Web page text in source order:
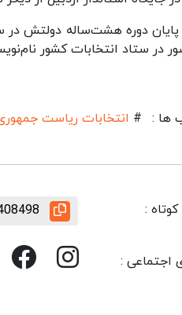
در ستاد انتخابات کشور
ها : # انتخابات ریاست جمهوری
:
اجتماعی :